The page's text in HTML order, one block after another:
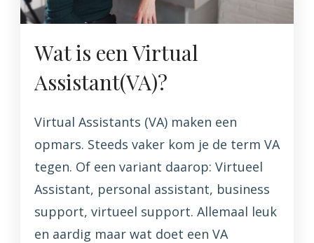
Wat is een Virtual
Assistant(VA)?
Virtual Assistants (VA) maken een
opmars. Steeds vaker kom je de term VA
tegen. Of een variant daarop: Virtueel
Assistant, personal assistant, business
support, virtueel support. Allemaal leuk
en aardig maar wat doet een VA